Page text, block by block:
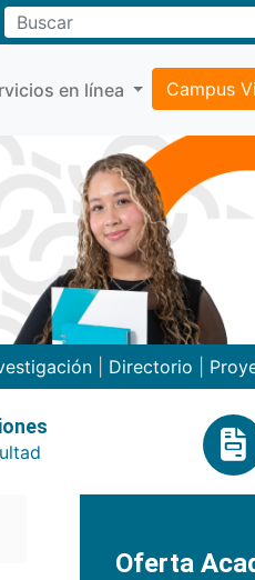
en línea Campus
| Directorio
Oferta